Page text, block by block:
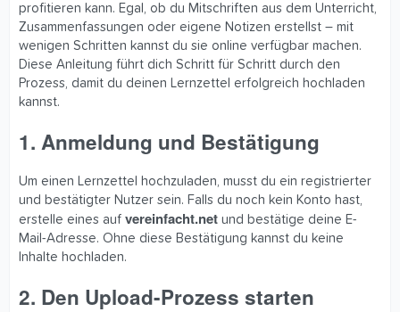
profitieren kann. Egal, ob du Mitschriften aus dem Unterricht,
Zusammenfassungen oder eigene Notizen erstellst – mit
wenigen Schritten kannst du sie online verfügbar machen.
Diese Anleitung führt dich Schritt für Schritt durch den
Prozess, damit du deinen Lernzettel erfolgreich hochladen
kannst.
1. Anmeldung und Bestätigung
Um einen Lernzettel hochzuladen, musst du ein registrierter
und bestätigter Nutzer sein. Falls du noch kein Konto hast,
erstelle eines auf vereinfacht.net und bestätige deine E-
Mail-Adresse. Ohne diese Bestätigung kannst du keine
Inhalte hochladen.
2. Den Upload-Prozess starten